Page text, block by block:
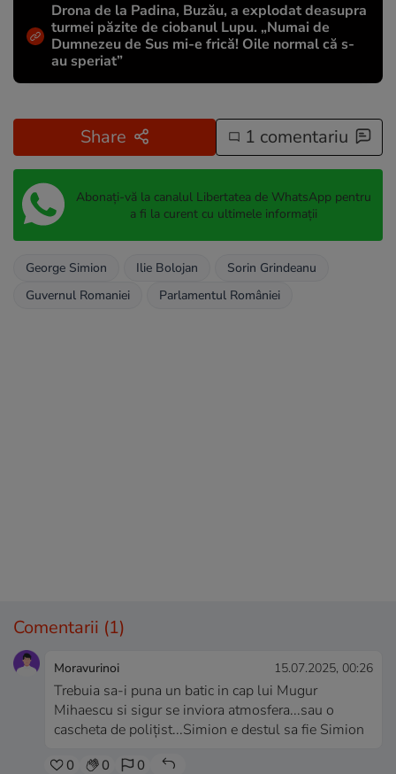
Drona de la Padina, Buzău, a explodat deasupra
turmei păzite de ciobanul Lupu. „Numai de
Dumnezeu de Sus mi-e frică! Oile normal că s-
au speriat”
Share 1 comentariu
Abonați-vă la canalul Libertatea de WhatsApp pentru
a fi la curent cu ultimele informații
George Simion Ilie Bolojan
Sorin Grindeanu
Guvernul Romaniei
Parlamentul României
Comentarii (1)
Moravurinoi 15.07.2025, 00:26
Trebuia sa-i puna un batic in cap lui Mugur
Mihaescu si sigur se inviora atmosfera...sau o
cascheta de polițist...Simion e destul sa fie Simion
0 0 0